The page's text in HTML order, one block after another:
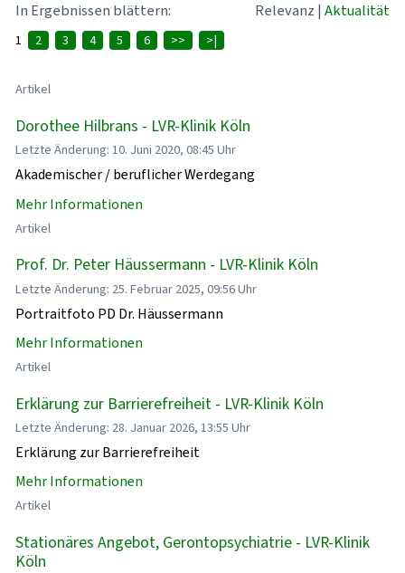
In Ergebnissen blättern:
Relevanz | Aktualität
1 2 3 4 5 6 >> >|
Artikel
Dorothee Hilbrans - LVR-Klinik Köln
Letzte Änderung: 10. Juni 2020, 08:45 Uhr
Akademischer / beruflicher Werdegang
Mehr Informationen
Artikel
Prof. Dr. Peter Häussermann - LVR-Klinik Köln
Letzte Änderung: 25. Februar 2025, 09:56 Uhr
Portraitfoto PD Dr. Häussermann
Mehr Informationen
Artikel
Erklärung zur Barrierefreiheit - LVR-Klinik Köln
Letzte Änderung: 28. Januar 2026, 13:55 Uhr
Erklärung zur Barrierefreiheit
Mehr Informationen
Artikel
Stationäres Angebot, Gerontopsychiatrie - LVR-Klinik
Köln